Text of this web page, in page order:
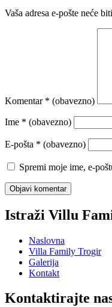
Vaša adresa e-pošte neće
Komentar * (obavezno)
Ime * (obavezno)
E-pošta * (obavezno)
Spremi moje ime, e-
Istraži Villu
Naslovna
Villa Family Trogir
Galerija
Kontakt
Kontaktirajte